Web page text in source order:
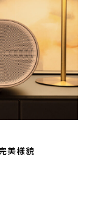
美樣貌